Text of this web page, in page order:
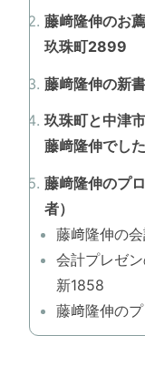
藤﨑隆伸のお
玖珠町2899
藤﨑隆伸の新
玖珠町と中津
藤﨑隆伸でした
藤﨑隆伸のプ
者）
藤﨑隆伸の
会計プレゼ
新1858
藤﨑隆伸の